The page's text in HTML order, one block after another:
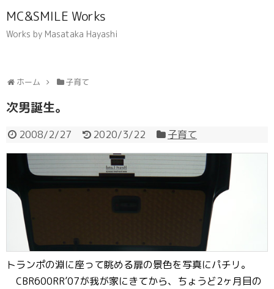
MC&SMILE Works
Works by Masataka Hayashi
ホーム 子育て
次男誕生。
2008/2/27 2020/3/22 子育て
トランポの淵に座って眺める扉の景色を写真にパチリ。
CBR600RR’07が我が家にきてから、ちょうど2ヶ月目の